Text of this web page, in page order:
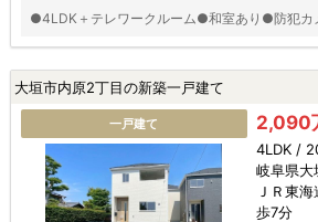
●4LDK＋テレワークルーム●和室あり●防犯
大垣市内原2丁目の新築一戸建て
一戸建て 2,090
4LDK /
岐阜県大
ＪＲ東
歩7分